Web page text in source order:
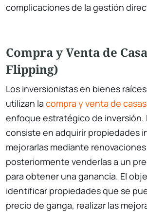
complicaciones de la gestión
Compra y Venta de
Flipping)
Los inversionistas en bienes
utilizan la compra y venta de casas
enfoque estratégico de inversión.
consiste en adquirir propiedades
mejorarlas mediante
posteriormente venderlas a un
para obtener una ganancia. El
identificar propiedades que se
precio de ganga, realizar las